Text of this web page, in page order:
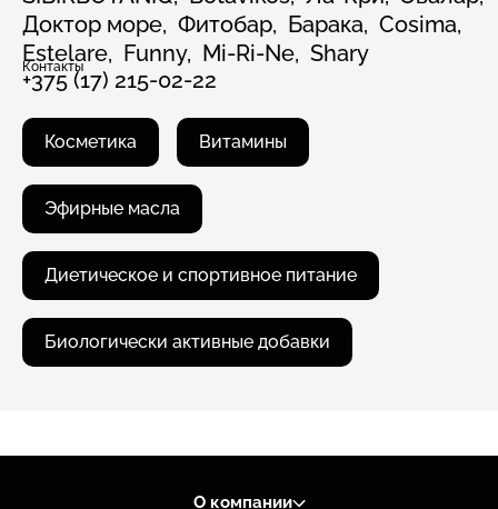
Доктор море, Фитобар, Барака, Cosima,
Estelare, Funny, Mi-Ri-Ne, Shary
Контакты
+375 (17) 215-02-22
Косметика Витамины
Эфирные масла
Диетическое и спортивное питание
Биологически активные добавки
О компании